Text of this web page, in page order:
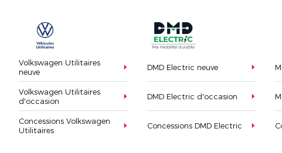
Volkswagen Utilitaires
neuve
Volkswagen Utilitaires
d'occasion
Concessions Volkswagen
Utilitaires
DMD Electric neuve
DMD Electric d'occasion
Concessions DMD Electric